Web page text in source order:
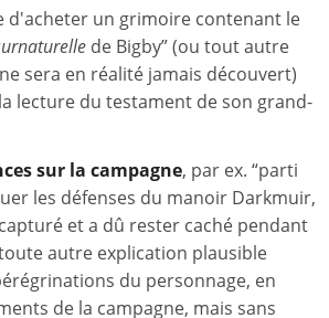
d'acheter un grimoire contenant le
de Bigby” (ou tout autre
sera en réalité jamais découvert)
lecture du testament de son grand-
sur la campagne, par ex. “parti
les défenses du manoir Darkmuir,
et a dû rester caché pendant
autre explication plausible
du personnage, en
de la campagne, mais sans